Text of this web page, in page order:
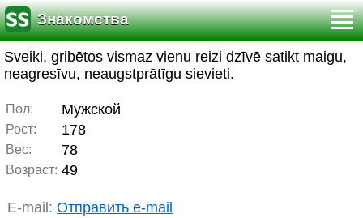
Знакомства
Sveiki, gribētos vismaz vienu reizi dzīvē satikt maigu,
neagresīvu, neaugstprātīgu sievieti.
Пол: Мужской
Рост: 178
Вес: 78
Возраст: 49
E-mail: Отправить e-mail